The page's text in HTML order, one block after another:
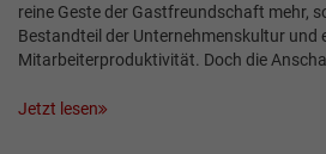
reine Geste der Gastfreundschaft mehr,
Bestandteil der Unternehmenskultur und
Mitarbeiterproduktivität. Doch die
Jetzt lesen